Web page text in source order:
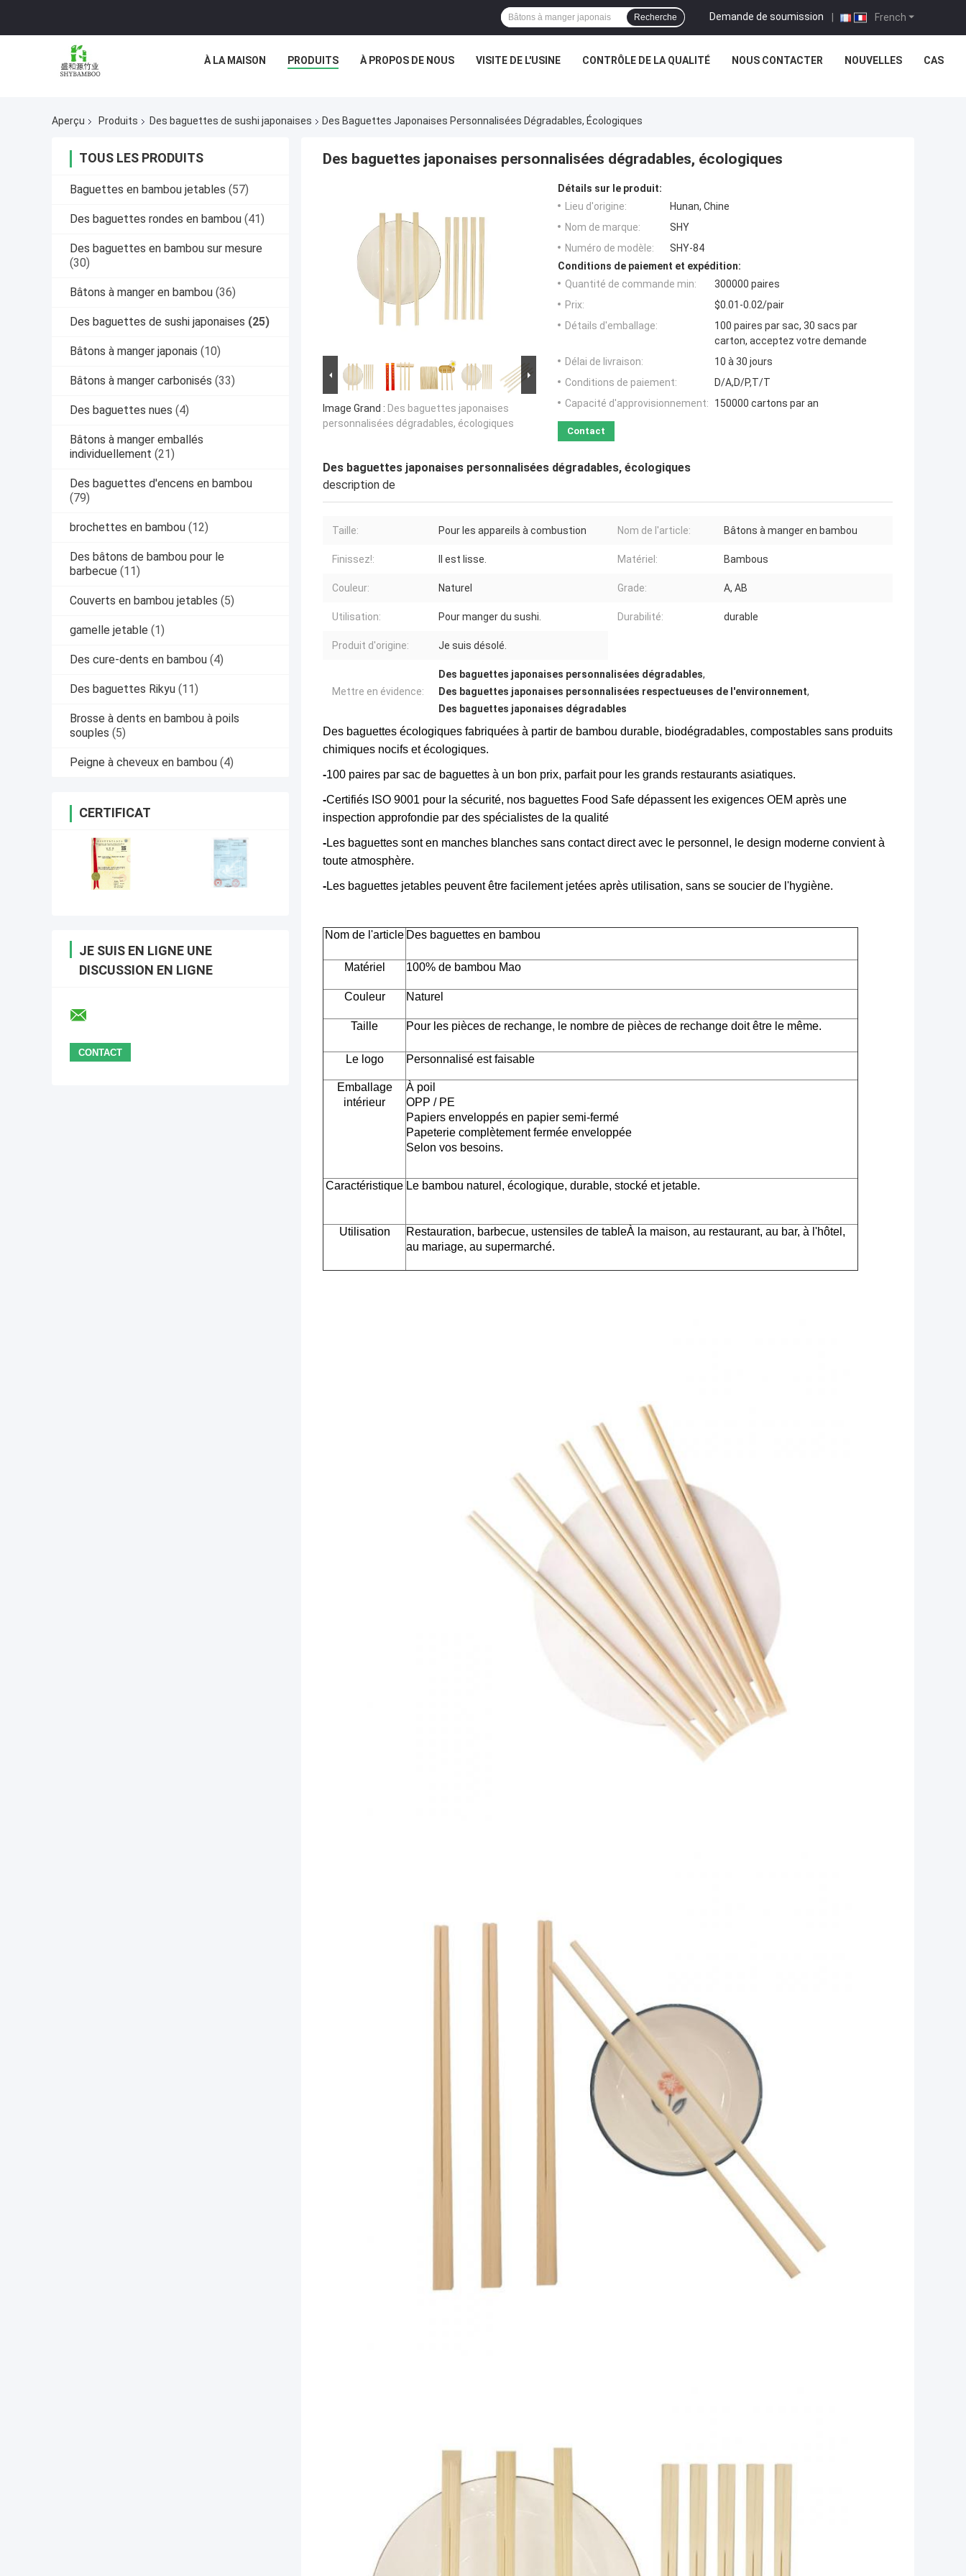
French
Demande de soumission |
Recherche
À LA MAISON PRODUITS À PROPOS DE NOUS VISITE DE L'USINE CONTRÔLE DE LA QUALITÉ NOUS CONTACTER NOUVELLES CAS
Aperçu Produits Des baguettes de sushi japonaises Des Baguettes Japonaises Personnalisées Dégradables, Écologiques
TOUS LES PRODUITS
Baguettes en bambou jetables (57)
Des baguettes rondes en bambou (41)
Des baguettes en bambou sur mesure
(30)
Bâtons à manger en bambou (36)
Des baguettes de sushi japonaises (25)
Bâtons à manger japonais (10)
Bâtons à manger carbonisés (33)
Des baguettes nues (4)
Bâtons à manger emballés
individuellement (21)
Des baguettes d'encens en bambou
(79)
brochettes en bambou (12)
Des bâtons de bambou pour le
barbecue (11)
Couverts en bambou jetables (5)
gamelle jetable (1)
Des cure-dents en bambou (4)
Des baguettes Rikyu (11)
Brosse à dents en bambou à poils
souples (5)
Peigne à cheveux en bambou (4)
CERTIFICAT
JE SUIS EN LIGNE UNE
DISCUSSION EN LIGNE
Des baguettes japonaises personnalisées dégradables, écologiques
Image Grand : Des baguettes japonaises
personnalisées dégradables, écologiques
Détails sur le produit:
Lieu d'origine:
Hunan, Chine
Nom de marque:
SHY
Numéro de modèle:
SHY-84
Conditions de paiement et expédition:
Quantité de commande min:
300000 paires
Prix:
$0.01-0.02/pair
Détails d'emballage:
100 paires par sac, 30 sacs par
carton, acceptez votre demande
Délai de livraison:
10 à 30 jours
Conditions de paiement:
D/A,D/P,T/T
Capacité d'approvisionnement:
150000 cartons par an
Contact
Des baguettes japonaises personnalisées dégradables, écologiques
description de
Taille: Pour les appareils à combustion Nom de l'article: Bâtons à manger en bambou
Finissez!: Il est lisse. Matériel: Bambous
Couleur: Naturel Grade: A, AB
Utilisation: Pour manger du sushi. Durabilité: durable
Produit d'origine: Je suis désolé.
Mettre en évidence:
Des baguettes japonaises personnalisées dégradables,
Des baguettes japonaises personnalisées respectueuses de l'environnement,
Des baguettes japonaises dégradables
Des baguettes écologiques fabriquées à partir de bambou durable, biodégradables, compostables sans produits
chimiques nocifs et écologiques.
-100 paires par sac de baguettes à un bon prix, parfait pour les grands restaurants asiatiques.
-Certifiés ISO 9001 pour la sécurité, nos baguettes Food Safe dépassent les exigences OEM après une
inspection approfondie par des spécialistes de la qualité
-Les baguettes sont en manches blanches sans contact direct avec le personnel, le design moderne convient à
toute atmosphère.
-Les baguettes jetables peuvent être facilement jetées après utilisation, sans se soucier de l'hygiène.
Nom de l'article Des baguettes en bambou
Matériel 100% de bambou Mao
Couleur Naturel
Taille Pour les pièces de rechange, le nombre de pièces de rechange doit être le même.
Le logo Personnalisé est faisable
Emballage
intérieur
À poil
OPP / PE
Papiers enveloppés en papier semi-fermé
Papeterie complètement fermée enveloppée
Selon vos besoins.
Caractéristique Le bambou naturel, écologique, durable, stocké et jetable.
Utilisation Restauration, barbecue, ustensiles de tableÀ la maison, au restaurant, au bar, à l'hôtel,
au mariage, au supermarché.